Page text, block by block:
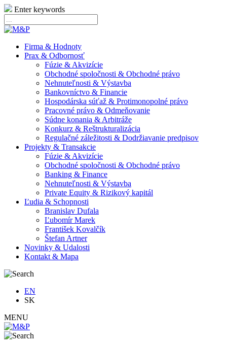
Enter keywords
Firma & Hodnoty
Prax & Odbornosť
Fúzie & Akvizície
Obchodné spoločnosti & Obchodné právo
Nehnuteľnosti & Výstavba
Bankovníctvo & Financie
Hospodárska súťaž & Protimonopolné právo
Pracovné právo & Odmeňovanie
Súdne konania & Arbitráže
Konkurz & Reštrukturalizácia
Regulačné záležitosti & Dodržiavanie predpisov
Projekty & Transakcie
Fúzie & Akvizície
Obchodné spoločnosti & Obchodné právo
Banking & Finance
Nehnuteľnosti & Výstavba
Private Equity & Rizikový kapitál
Ľudia & Schopnosti
Branislav Dufala
Ľubomír Marek
František Kovalčík
Štefan Artner
Novinky & Udalosti
Kontakt & Mapa
EN
SK
MENU